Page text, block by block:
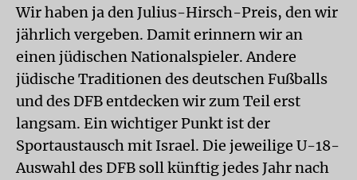
Wir haben ja den Julius-Hirsch-Preis, den wir
jährlich vergeben. Damit erinnern wir an
einen jüdischen Nationalspieler. Andere
jüdische Traditionen des deutschen Fußballs
und des DFB entdecken wir zum Teil erst
langsam. Ein wichtiger Punkt ist der
Sportaustausch mit Israel. Die jeweilige U-18-
Auswahl des DFB soll künftig jedes Jahr nach